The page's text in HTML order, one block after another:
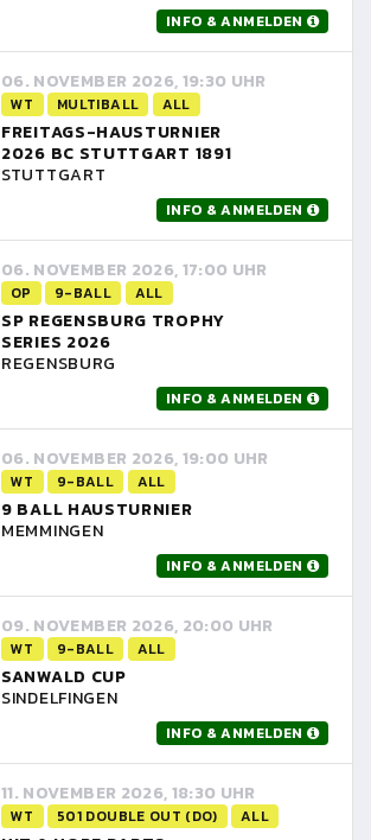
INFO & ANMELDEN
06. NOVEMBER 2026, 19:30 UHR
WT MULTIBALL ALL
FREITAGS-HAUSTURNIER
2026 BC STUTTGART 1891
STUTTGART
INFO & ANMELDEN
06. NOVEMBER 2026, 17:00 UHR
OP 9-BALL ALL
SP REGENSBURG TROPHY
SERIES 2026
REGENSBURG
INFO & ANMELDEN
06. NOVEMBER 2026, 19:00 UHR
WT 9-BALL ALL
9 BALL HAUSTURNIER
MEMMINGEN
INFO & ANMELDEN
09. NOVEMBER 2026, 20:00 UHR
WT 9-BALL ALL
SANWALD CUP
SINDELFINGEN
INFO & ANMELDEN
11. NOVEMBER 2026, 18:30 UHR
WT 501 DOUBLE OUT (DO) ALL